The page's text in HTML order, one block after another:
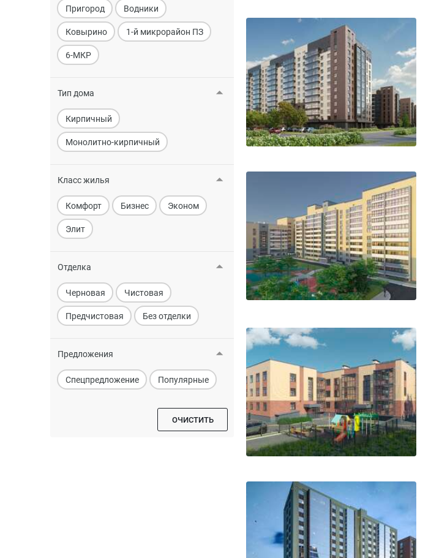
Пригород Водники
Ковырино 1-й микрорайон ПЗ
6-МКР
Тип дома
Кирпичный
Монолитно-кирпичный
Класс жилья
Комфорт Бизнес Эконом
Элит
Отделка
Черновая Чистовая
Предчистовая Без отделки
Предложения
Спецпредложение Популярные
ОЧИСТИТЬ